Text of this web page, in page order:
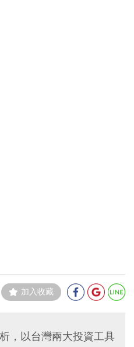
加入收藏
，以台灣兩大投資工具